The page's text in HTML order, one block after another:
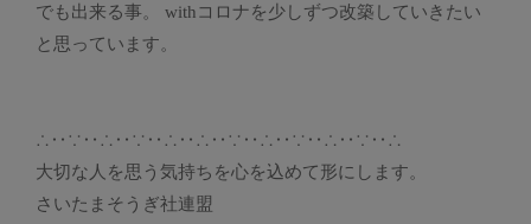
でも出来る事。 withコロナを少しずつ改築していきたい
と思っています。
∴‥∵‥∴‥∵‥∴‥∴‥∵‥∴‥∵‥∴‥∵‥∴
大切な人を思う気持ちを心を込めて形にします。
さいたまそうぎ社連盟